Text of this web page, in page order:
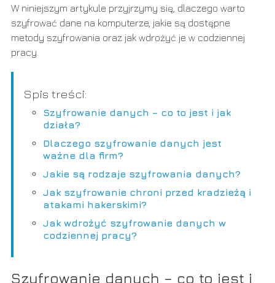
W niniejszym artykule przyjrzymy się, dlaczego warto
szyfrować dane na komputerze, jakie są dostępne
metody szyfrowania oraz jak wdrożyć je w codziennej
pracy.
Spis treści:
Szyfrowanie danych – co to jest i jak
działa?
Dlaczego szyfrowanie danych jest
ważne dla firm?
Jakie są rodzaje szyfrowania danych?
Jak szyfrowanie chroni przed kradzieżą i
atakami hakerskimi?
Jak wdrożyć szyfrowanie danych w
codziennej pracy?
Szyfrowanie danych – co to jest i